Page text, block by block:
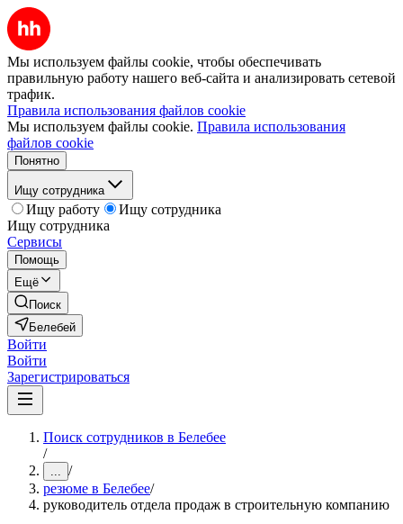
Мы используем файлы cookie, чтобы обеспечивать
правильную работу нашего веб-сайта и анализировать сетевой
трафик.
Правила использования файлов cookie
Мы используем файлы cookie. Правила использования
файлов cookie
Понятно
Ищу сотрудника
Ищу работу
Ищу сотрудника
Ищу сотрудника
Сервисы
Помощь
Ещё
Поиск
Белебей
Войти
Войти
Зарегистрироваться
Поиск сотрудников в Белебее
/
... /
резюме в Белебее/
руководитель отдела продаж в строительную компанию